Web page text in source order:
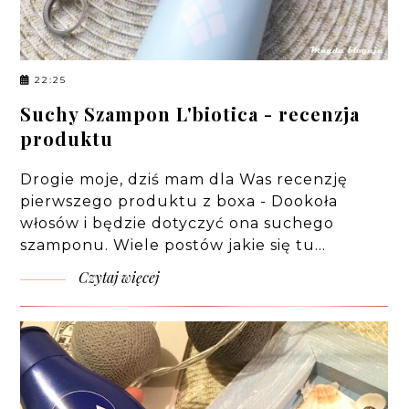
22:25
Suchy Szampon L'biotica - recenzja
produktu
Drogie moje, dziś mam dla Was recenzję
pierwszego produktu z boxa - Dookoła
włosów i będzie dotyczyć ona suchego
szamponu. Wiele postów jakie się tu…
Czytaj więcej